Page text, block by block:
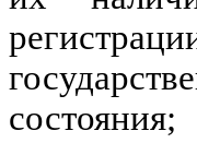
состояния;